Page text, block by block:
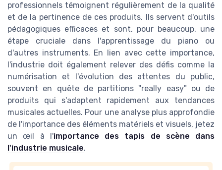
professionnels témoignent régulièrement de la qualité
et de la pertinence de ces produits. Ils servent d'outils
pédagogiques efficaces et sont, pour beaucoup, une
étape cruciale dans l'apprentissage du piano ou
d'autres instruments. En lien avec cette importance,
l'industrie doit également relever des défis comme la
numérisation et l'évolution des attentes du public,
souvent en quête de partitions "really easy" ou de
produits qui s'adaptent rapidement aux tendances
musicales actuelles. Pour une analyse plus approfondie
de l'importance des éléments matériels et visuels, jetez
un œil à l'importance des tapis de scène dans
l'industrie musicale.